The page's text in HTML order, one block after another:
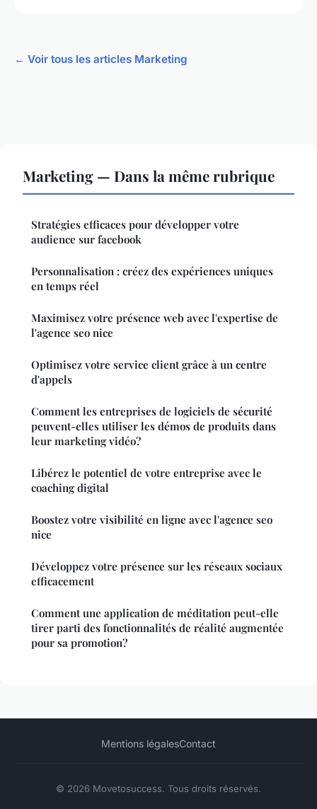
← Voir tous les articles Marketing
Marketing — Dans la même rubrique
Stratégies efficaces pour développer votre
audience sur facebook
Personnalisation : créez des expériences uniques
en temps réel
Maximisez votre présence web avec l'expertise de
l'agence seo nice
Optimisez votre service client grâce à un centre
d'appels
Comment les entreprises de logiciels de sécurité
peuvent-elles utiliser les démos de produits dans
leur marketing vidéo?
Libérez le potentiel de votre entreprise avec le
coaching digital
Boostez votre visibilité en ligne avec l'agence seo
nice
Développez votre présence sur les réseaux sociaux
efficacement
Comment une application de méditation peut-elle
tirer parti des fonctionnalités de réalité augmentée
pour sa promotion?
Mentions légalesContact
© 2026 Movetosuccess. Tous droits réservés.